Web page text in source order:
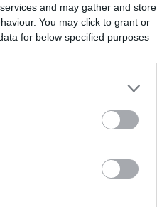
and may gather and store
You may click to grant or
for below specified purposes
Kinder im
eine